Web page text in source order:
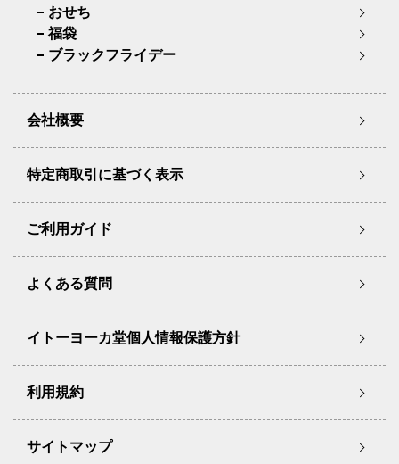
おせち
福袋
ブラックフライデー
会社概要
特定商取引に基づく表示
ご利用ガイド
よくある質問
イトーヨーカ堂個人情報保護方針
利用規約
サイトマップ